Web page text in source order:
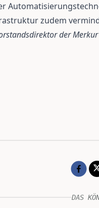
zudem
der
DAS